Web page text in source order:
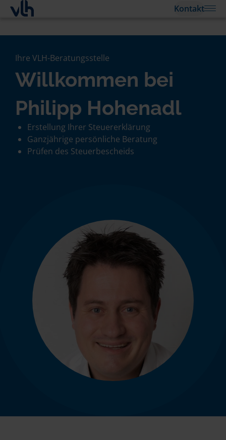
Kontakt
Ihre VLH-Beratungsstelle
Willkommen bei
Philipp Hohenadl
Erstellung Ihrer Steuererklärung
Ganzjährige persönliche Beratung
Prüfen des Steuerbescheids